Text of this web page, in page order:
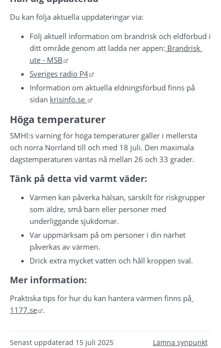
Du kan följa aktuella uppdateringar via:
Följ aktuell information om brandrisk och eldförbud i
ditt område genom att ladda ner appen: Brandrisk
ute - MSB
Sveriges radio P4
Information om aktuella eldningsförbud finns på
sidan krisinfo.se
Höga temperaturer
SMHI:s varning för höga temperaturer gäller i mellersta
och norra Norrland till och med 18 juli. Den maximala
dagstemperaturen väntas nå mellan 26 och 33 grader.
Tänk på detta vid varmt väder:
Värmen kan påverka hälsan, särskilt för riskgrupper
som äldre, små barn eller personer med
underliggande sjukdomar.
Var uppmärksam på om personer i din närhet
påverkas av värmen.
Drick extra mycket vatten och håll kroppen sval.
Mer information:
Praktiska tips för hur du kan hantera värmen finns på
1177.se
Länk till annan webbplats.
.
Senast uppdaterad 15 juli 2025 Lämna synpunkt